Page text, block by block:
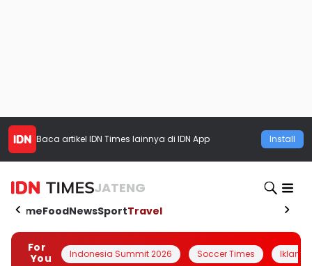
Baca artikel IDN Times lainnya di IDN App Install
JATENG
HomeFoodNewsSportTravel
For
You
Indonesia Summit 2026 Soccer Times Iklanin